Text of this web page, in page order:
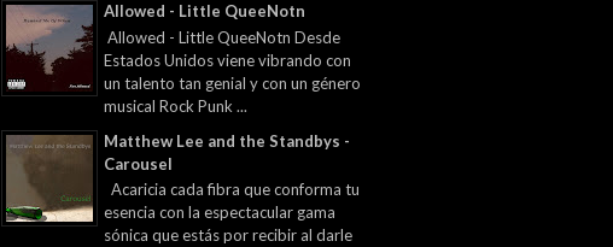
Allowed - Little QueeNotn
Allowed - Little QueeNotn Desde
Estados Unidos viene vibrando con
un talento tan genial y con un género
musical Rock Punk ...
Matthew Lee and the Standbys -
Carousel
Acaricia cada fibra que conforma tu
esencia con la espectacular gama
sónica que estás por recibir al darle